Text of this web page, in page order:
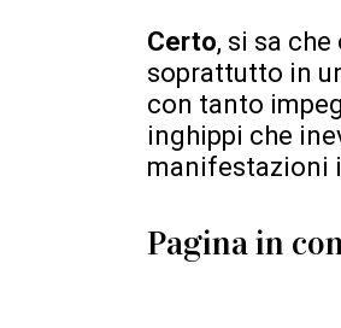
Certo, si sa
soprattutto in
con tanto
inghippi che
manifestazioni
Pagina in